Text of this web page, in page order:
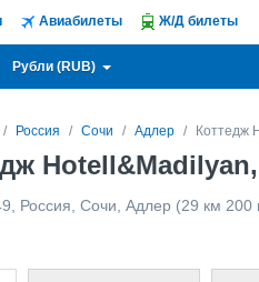
Авиабилеты Ж/Д билеты
Рубли (RUB)
Россия Сочи Адлер Коттедж
Россия Сочи Адлер (29 км 200